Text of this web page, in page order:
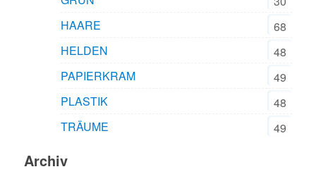
HAARE
68
HELDEN
48
PAPIERKRAM
49
PLASTIK
48
TRÄUME
49
Archiv